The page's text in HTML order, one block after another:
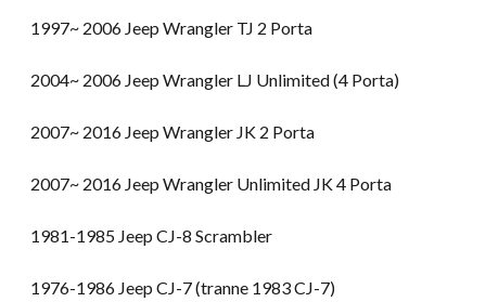
1997~ 2006 Jeep Wrangler TJ 2 Porta
2004~ 2006 Jeep Wrangler LJ Unlimited (4 Porta)
2007~ 2016 Jeep Wrangler JK 2 Porta
2007~ 2016 Jeep Wrangler Unlimited JK 4 Porta
1981-1985 Jeep CJ-8 Scrambler
1976-1986 Jeep CJ-7 (tranne 1983 CJ-7)